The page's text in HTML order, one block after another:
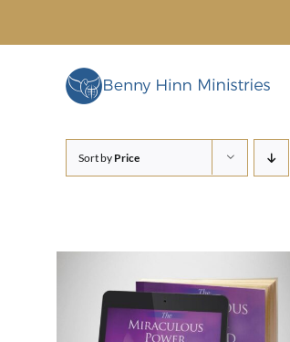
content
Sort by Price